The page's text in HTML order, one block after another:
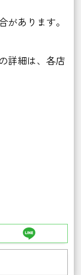
があります。
詳細は、各店